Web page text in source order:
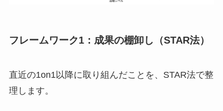
フレームワーク1：成果の棚卸し（STAR法）
直近の1on1以降に取り組んだことを、STAR法で整
理します。